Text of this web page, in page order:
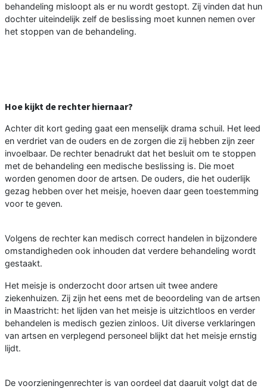
behandeling misloopt als er nu wordt gestopt. Zij vinden dat hun
dochter uiteindelijk zelf de beslissing moet kunnen nemen over
het stoppen van de behandeling.
Hoe kijkt de rechter hiernaar?
Achter dit kort geding gaat een menselijk drama schuil. Het leed
en verdriet van de ouders en de zorgen die zij hebben zijn zeer
invoelbaar. De rechter benadrukt dat het besluit om te stoppen
met de behandeling een medische beslissing is. Die moet
worden genomen door de artsen. De ouders, die het ouderlijk
gezag hebben over het meisje, hoeven daar geen toestemming
voor te geven.
Volgens de rechter kan medisch correct handelen in bijzondere
omstandigheden ook inhouden dat verdere behandeling wordt
gestaakt.
Het meisje is onderzocht door artsen uit twee andere
ziekenhuizen. Zij zijn het eens met de beoordeling van de artsen
in Maastricht: het lijden van het meisje is uitzichtloos en verder
behandelen is medisch gezien zinloos. Uit diverse verklaringen
van artsen en verplegend personeel blijkt dat het meisje ernstig
lijdt.
De voorzieningenrechter is van oordeel dat daaruit volgt dat de